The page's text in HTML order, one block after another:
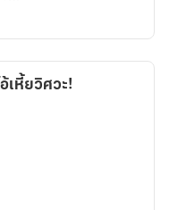
เหี้ยวิศวะ!